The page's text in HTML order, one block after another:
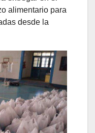
alimentario para
desde la